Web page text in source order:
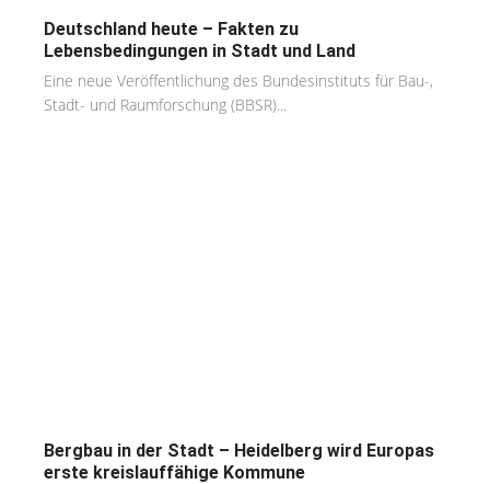
Deutschland heute – Fakten zu
Lebensbedingungen in Stadt und Land
Eine neue Veröffentlichung des Bundesinstituts für Bau-,
Stadt- und Raumforschung (BBSR)...
Bergbau in der Stadt – Heidelberg wird Europas
erste kreislauffähige Kommune